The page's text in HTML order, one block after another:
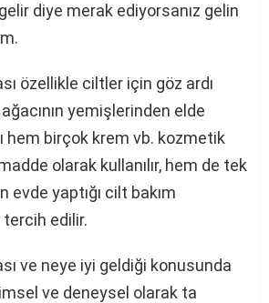
diye merak ediyorsanız gelin
özellikle ciltler için göz ardı
yemişlerinden elde
hem birçok krem vb. kozmetik
olarak kullanılır, hem de tek
evde yaptığı cilt bakım
tercih edilir.
ve neye iyi geldiği konusunda
ve deneysel olarak ta